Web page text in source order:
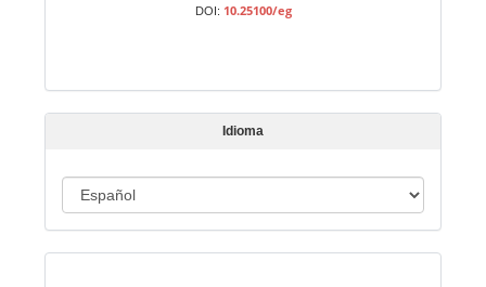
c
DOI: 10.25100/eg
Idioma
d